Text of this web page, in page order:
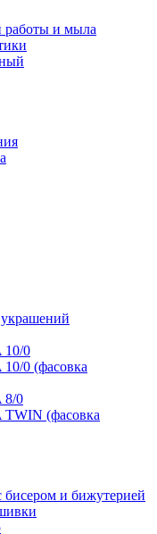
работы и мыла
украшений
10/0
0 (фасовка
8/0
TWIN (фасовка
и бижутерией